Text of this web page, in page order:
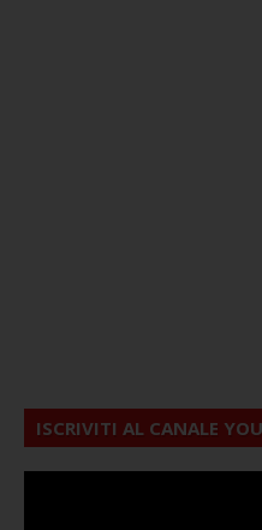
ISCRIVITI AL CANALE